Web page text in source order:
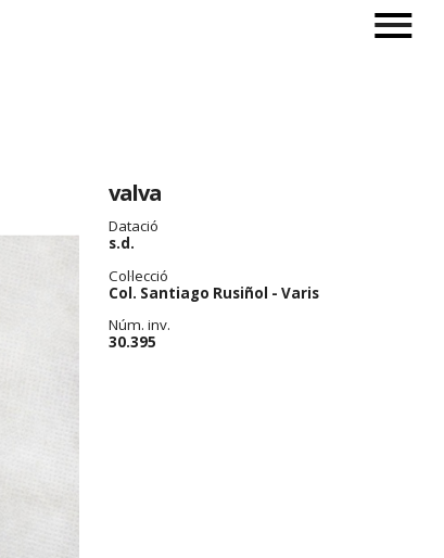
valva
Datació
s.d.
Col·lecció
Col. Santiago Rusiñol - Varis
Núm. inv.
30.395